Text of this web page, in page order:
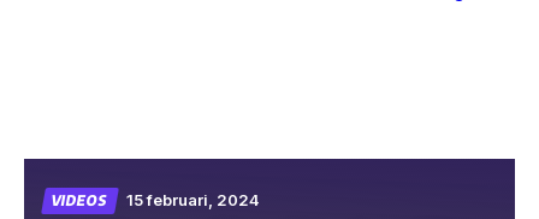
content
VIDEOS 15 februari, 2024